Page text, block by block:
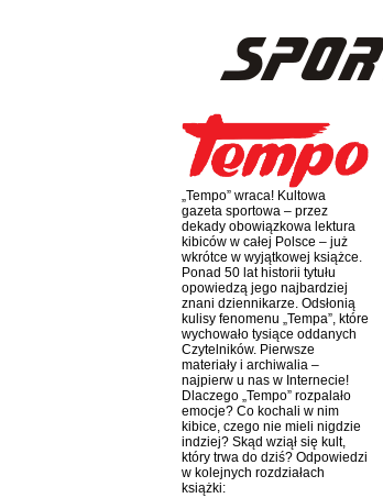
„Tempo” wraca! Kultowa
gazeta sportowa – przez
dekady obowiązkowa lektura
kibiców w całej Polsce – już
wkrótce w wyjątkowej książce.
Ponad 50 lat historii tytułu
opowiedzą jego najbardziej
znani dziennikarze. Odsłonią
kulisy fenomenu „Tempa”, które
wychowało tysiące oddanych
Czytelników. Pierwsze
materiały i archiwalia –
najpierw u nas w Internecie!
Dlaczego „Tempo” rozpalało
emocje? Co kochali w nim
kibice, czego nie mieli nigdzie
indziej? Skąd wziął się kult,
który trwa do dziś? Odpowiedzi
w kolejnych rozdziałach
książki: